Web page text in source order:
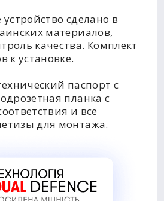
сделано в
материалов,
качества. Комплект
к установке.
паспорт с
планка с
и все
для монтажа.